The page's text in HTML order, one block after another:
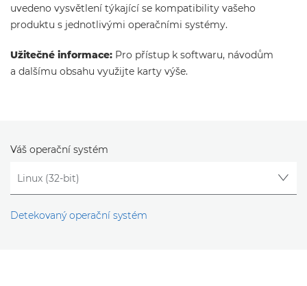
uvedeno vysvětlení týkající se kompatibility vašeho
produktu s jednotlivými operačními systémy.
Užitečné informace: Pro přístup k softwaru, návodům
a dalšímu obsahu využijte karty výše.
Váš operační systém
Detekovaný operační systém